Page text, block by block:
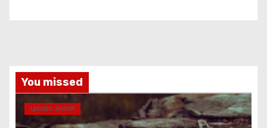
You missed
ЦІКАВО ЗНАТИ